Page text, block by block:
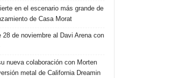
en el escenario más grande de
de Casa Morat
28 de noviembre al Davi Arena con
nueva colaboración con Morten
metal de California Dreamin